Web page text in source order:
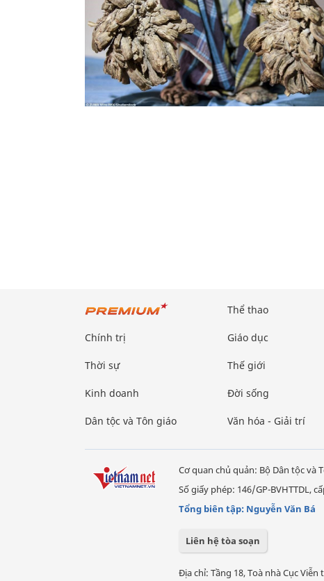
Chính trị
Thời sự
Kinh doanh
Dân tộc và Tôn giáo
Thể thao
Giáo dục
Thế giới
Đời sống
Văn hóa - Giải trí
Cơ quan chủ quản: Bộ Dân tộc và
Số giấy phép: 146/GP-BVHTTDL,
Tổng biên tập: Nguyễn Văn Bá
Liên hệ tòa soạn
Địa chỉ: Tầng 18, Toà nhà Cục